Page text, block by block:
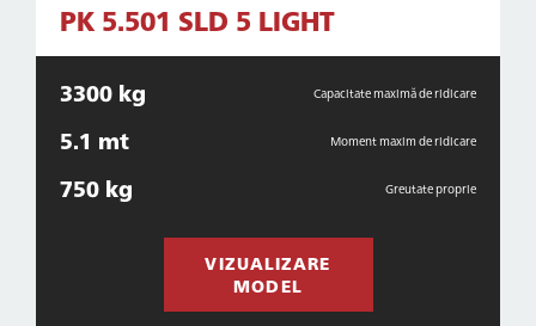
PK 5.501 SLD 5 LIGHT
3300 kg Capacitate maximă de ridicare
5.1 mt Moment maxim de ridicare
750 kg Greutate proprie
VIZUALIZARE
MODEL